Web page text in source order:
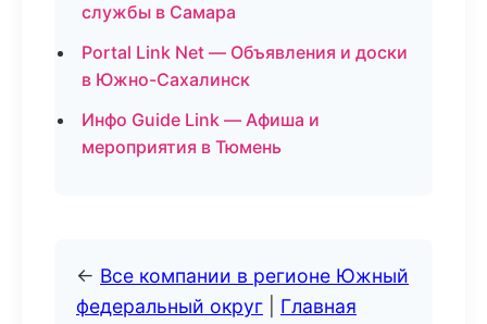
службы в Самара
Portal Link Net — Объявления и доски
в Южно-Сахалинск
Инфо Guide Link — Афиша и
мероприятия в Тюмень
← Все компании в регионе Южный
федеральный округ
Главная